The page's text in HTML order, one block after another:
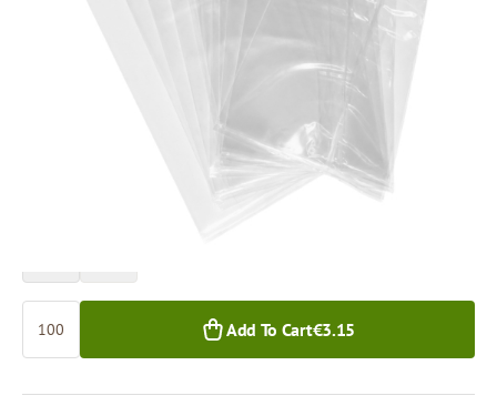
Product can be collected from a pickup point.
€2.54
1,000+ pcs.
Add To Cart€3.15